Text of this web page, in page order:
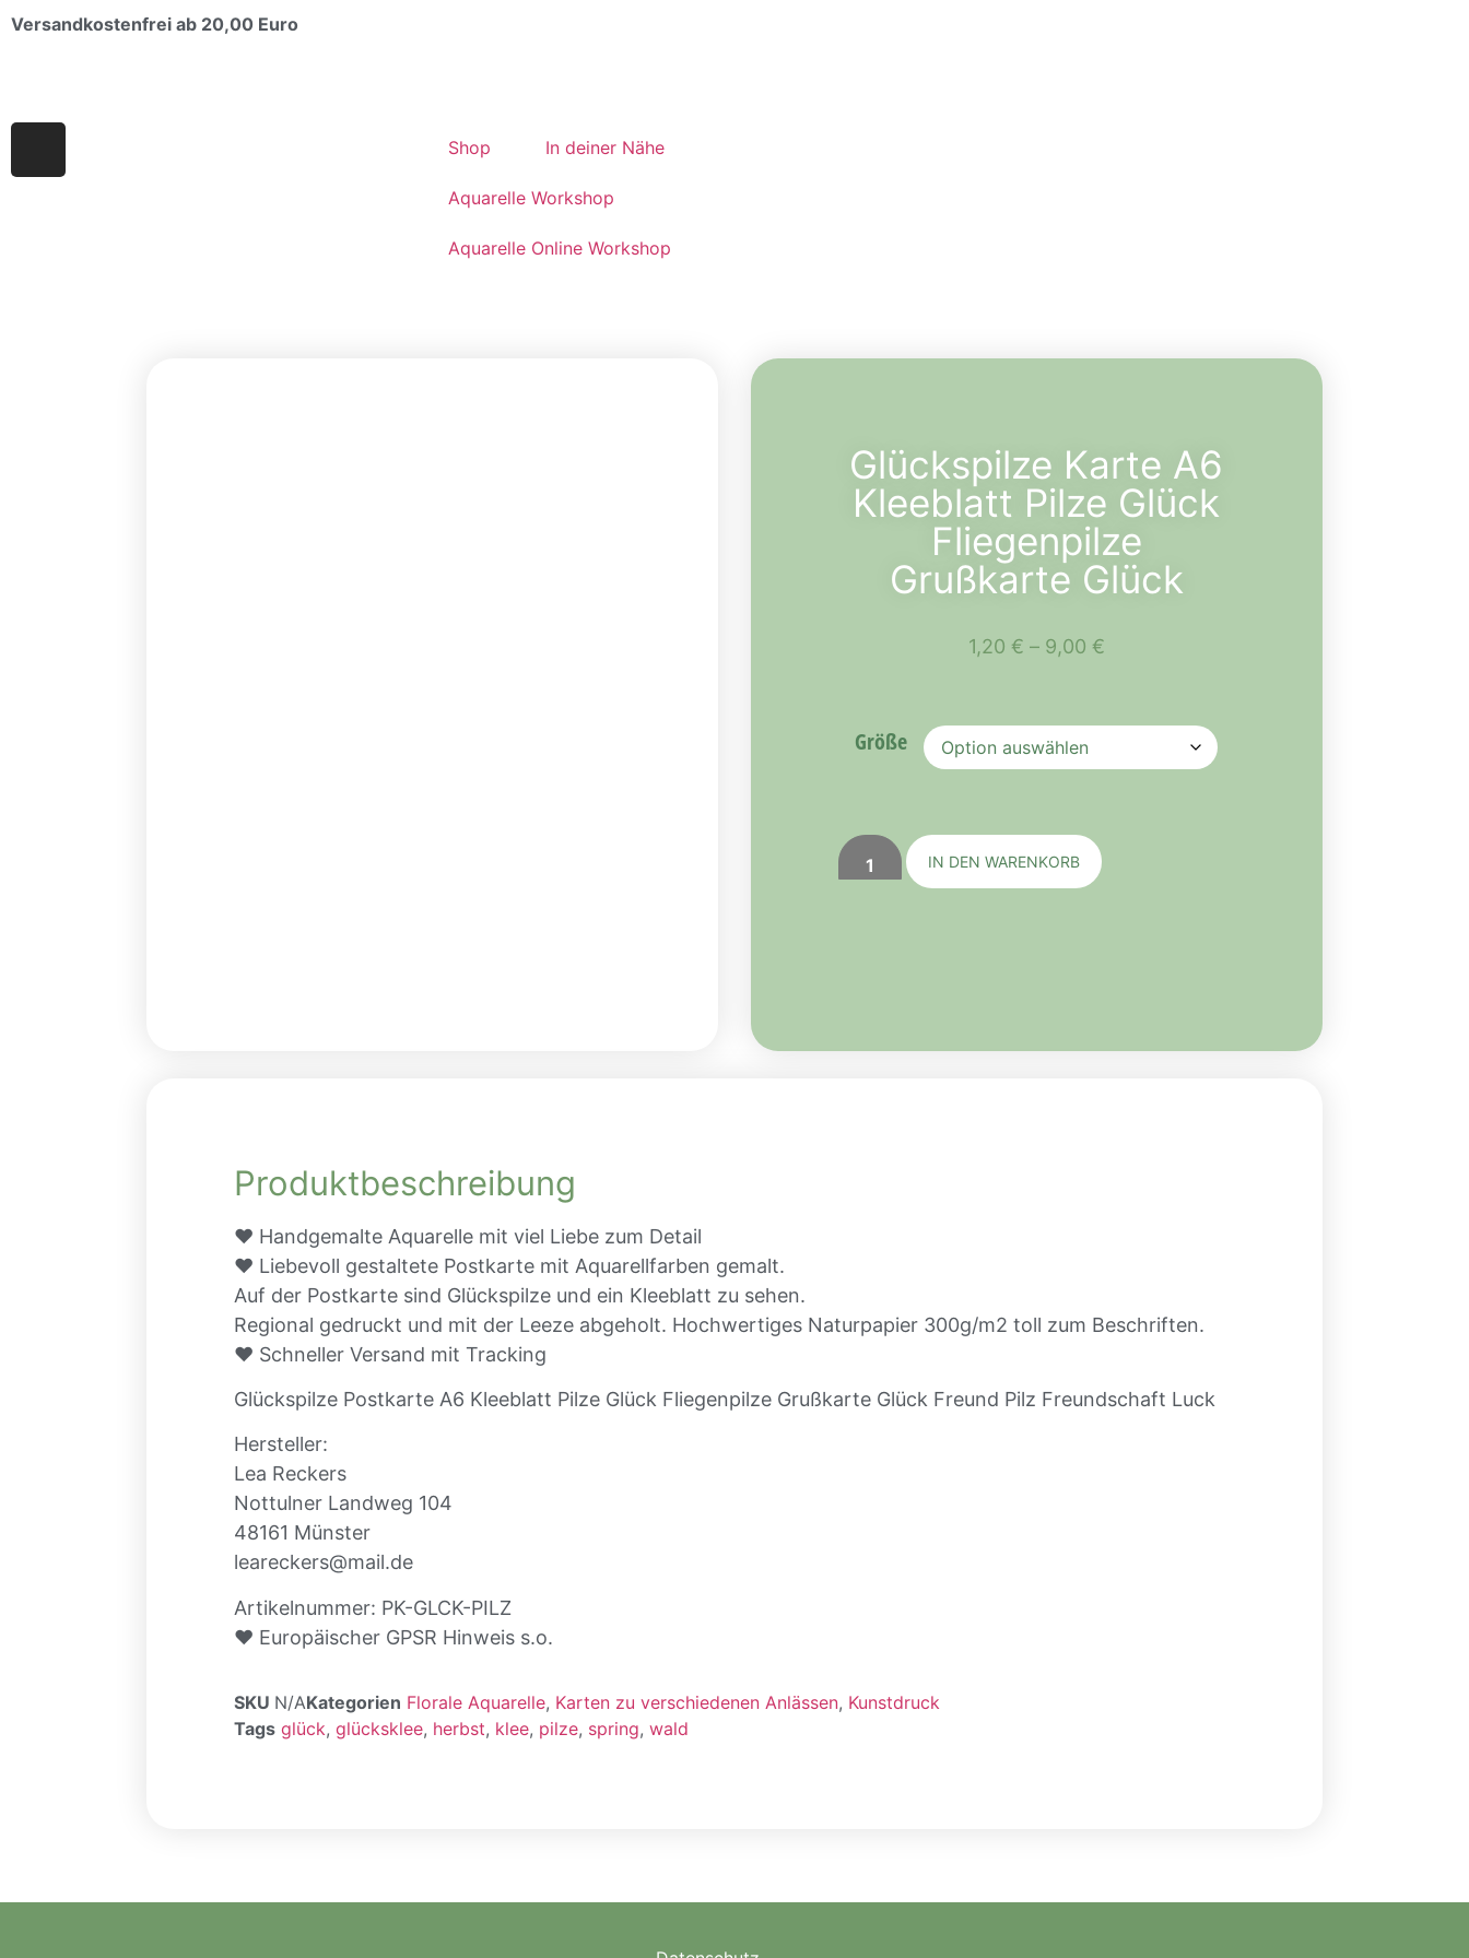
Versandkostenfrei ab 20,00 Euro
Shop In deiner Nähe
Aquarelle Workshop
Aquarelle Online Workshop
Glückspilze Karte A6
Kleeblatt Pilze Glück
Fliegenpilze
Grußkarte Glück
1,20 € – 9,00 €
Größe
IN DEN WARENKORB
Produktbeschreibung
♥ Handgemalte Aquarelle mit viel Liebe zum Detail
♥ Liebevoll gestaltete Postkarte mit Aquarellfarben gemalt.
Auf der Postkarte sind Glückspilze und ein Kleeblatt zu sehen.
Regional gedruckt und mit der Leeze abgeholt. Hochwertiges Naturpapier 300g/m2 toll zum Beschriften.
♥ Schneller Versand mit Tracking
Glückspilze Postkarte A6 Kleeblatt Pilze Glück Fliegenpilze Grußkarte Glück Freund Pilz Freundschaft Luck
Hersteller:
Lea Reckers
Nottulner Landweg 104
48161 Münster
leareckers@mail.de
Artikelnummer: PK-GLCK-PILZ
♥ Europäischer GPSR Hinweis s.o.
SKU N/AKategorien Florale Aquarelle, Karten zu verschiedenen Anlässen, Kunstdruck
Tags glück,glücksklee, herbst, klee, pilze, spring,wald